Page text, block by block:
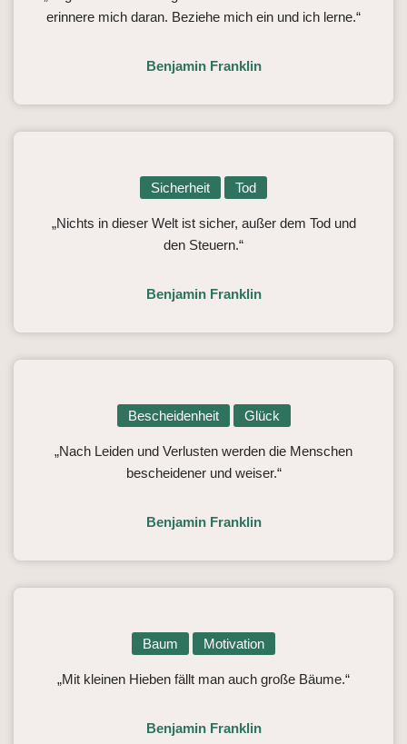
erinnere mich daran. Beziehe mich ein und ich lerne.“
Benjamin Franklin
Sicherheit Tod
„Nichts in dieser Welt ist sicher, außer dem Tod und
den Steuern.“
Benjamin Franklin
Bescheidenheit Glück
„Nach Leiden und Verlusten werden die Menschen
bescheidener und weiser.“
Benjamin Franklin
Baum Motivation
„Mit kleinen Hieben fällt man auch große Bäume.“
Benjamin Franklin